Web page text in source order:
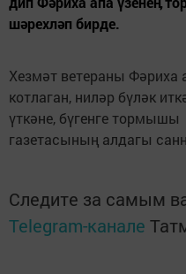
шәрехләп бирде.
Хезмәт ветераны Фәриха
котлаган, ниләр бүләк
үткәне, бүгенге
газетасының алдагы
Следите за самым
Telegram-канале